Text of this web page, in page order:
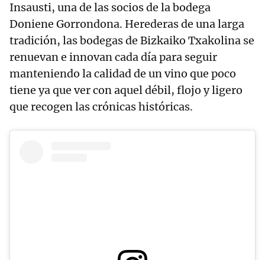
Insausti, una de las socios de la bodega
Doniene Gorrondona. Herederas de una larga
tradición, las bodegas de Bizkaiko Txakolina se
renuevan e innovan cada día para seguir
manteniendo la calidad de un vino que poco
tiene ya que ver con aquel débil, flojo y ligero
que recogen las crónicas históricas.